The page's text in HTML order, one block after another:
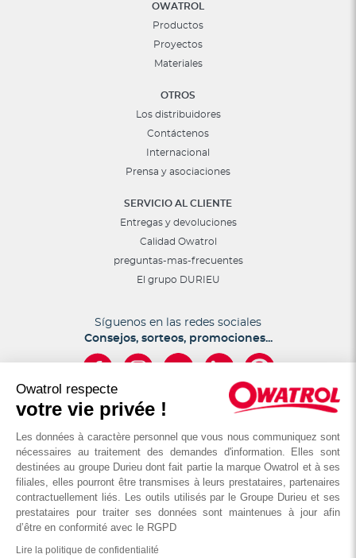
Owatrol respecte
votre vie privée !
Les données à caractère personnel que vous nous communiquez sont
nécessaires au traitement des demandes d'information. Elles sont
destinées au groupe Durieu dont fait partie la marque Owatrol et à ses
filiales, elles pourront être transmises à leurs prestataires, partenaires
contractuellement liés. Les outils utilisés par le Groupe Durieu et ses
prestataires pour traiter ses données sont maintenues à jour afin
d’être en conformité avec le RGPD
Lire la politique de confidentialité
OWATROL
Productos
Proyectos
Materiales
OTROS
Los distribuidores
Contáctenos
Internacional
Prensa y asociaciones
SERVICIO AL CLIENTE
Entregas y devoluciones
Calidad Owatrol
preguntas-mas-frecuentes
El grupo DURIEU
Síguenos en las redes sociales
Consejos, sorteos, promociones...
© OWATROL - Groupe DURIEU
Aviso legal Permitir cookies